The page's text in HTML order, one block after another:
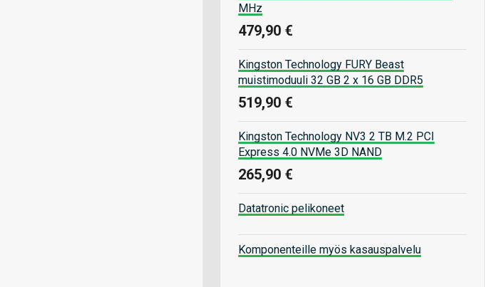
MHz
479,90 €
Kingston Technology FURY Beast
muistimoduuli 32 GB 2 x 16 GB DDR5
519,90 €
Kingston Technology NV3 2 TB M.2 PCI
Express 4.0 NVMe 3D NAND
265,90 €
Datatronic pelikoneet
Komponenteille myös kasauspalvelu